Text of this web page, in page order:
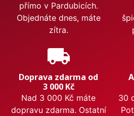
přímo v Pardubicích.
Objednáte dnes, máte
zítra.
local_shipping
Doprava zdarma od
3 000 Kč
Nad 3 000 Kč máte
dopravu zdarma. Ostatní
30